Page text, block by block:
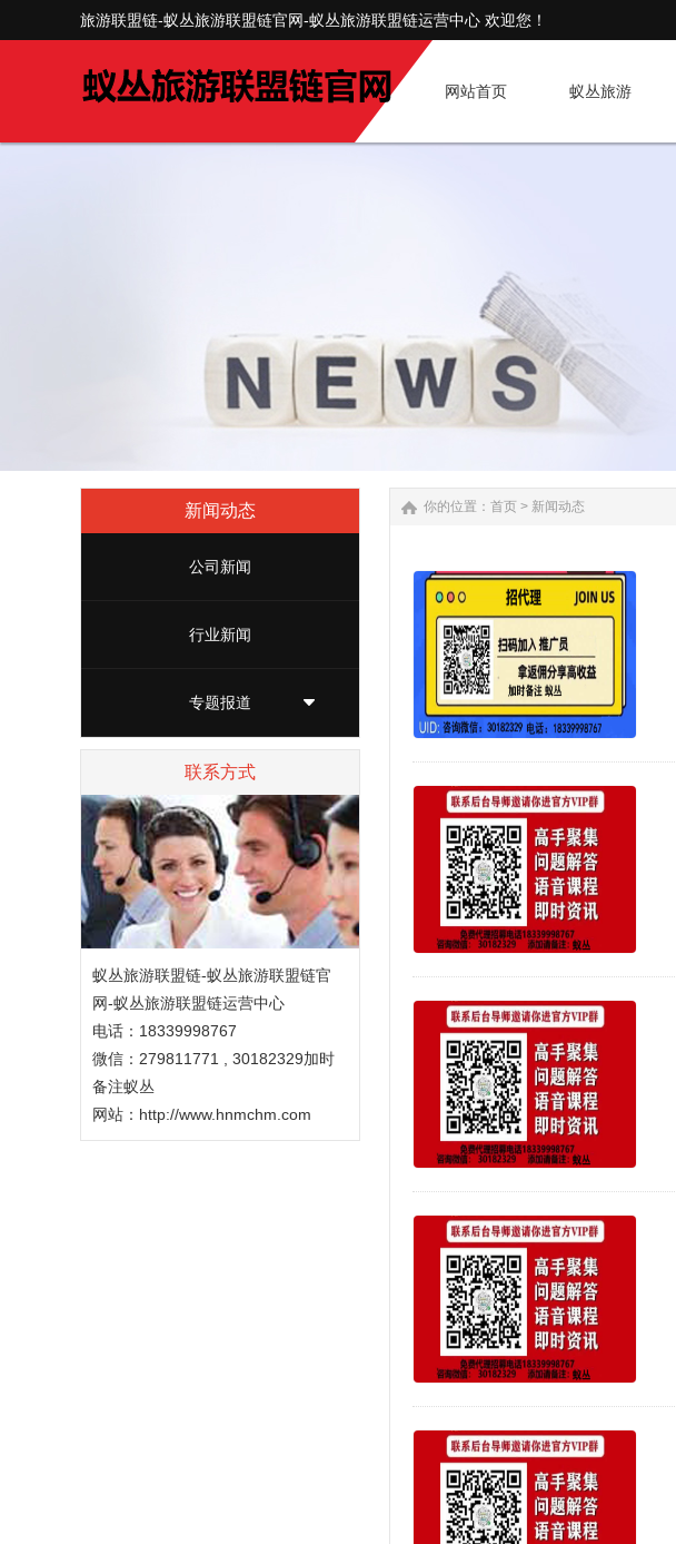
旅游联盟链-蚁丛旅游联盟链官网-蚁丛旅游联盟链运营中心 欢迎您！
网站首页 蚁丛旅游
新闻动态
公司新闻
行业新闻
专题报道
联系方式
蚁丛旅游联盟链-蚁丛旅游联盟链官
网-蚁丛旅游联盟链运营中心
电话：18339998767
微信：279811771 , 30182329加时
备注蚁丛
网站： http://www.hnmchm.com
你的位置： 首页 > 新闻动态